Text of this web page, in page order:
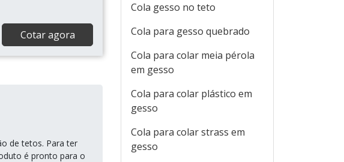
Cotar agora
de tetos. Para ter
é pronto para o
Cola gesso no teto
Cola para gesso quebrado
Cola para colar meia pérola
em gesso
Cola para colar plástico em
gesso
Cola para colar strass em
gesso